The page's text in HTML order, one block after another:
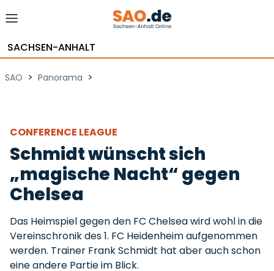
SACHSEN-ANHALT
SAO > Panorama >
CONFERENCE LEAGUE
Schmidt wünscht sich
„magische Nacht“ gegen
Chelsea
Das Heimspiel gegen den FC Chelsea wird wohl in die
Vereinschronik des 1. FC Heidenheim aufgenommen
werden. Trainer Frank Schmidt hat aber auch schon
eine andere Partie im Blick.